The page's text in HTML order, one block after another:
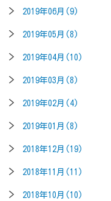
2019年06月(9)
2019年05月(8)
2019年04月(10)
2019年03月(8)
2019年02月(4)
2019年01月(8)
2018年12月(19)
2018年11月(11)
2018年10月(10)